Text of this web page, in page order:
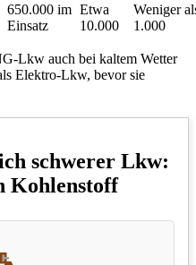
650.000 im
Einsatz
Etwa
10.000
Weniger
1.000
Lkw auch bei kaltem Wetter
Elektro-Lkw, bevor sie
schwerer Lkw:
Kohlenstoff